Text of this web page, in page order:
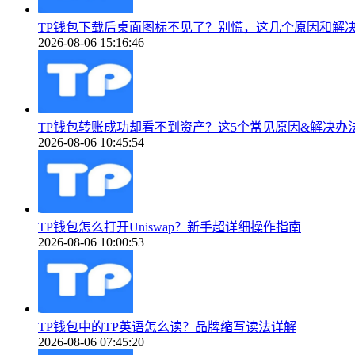
TP钱包下载后桌面图标不见了？别慌，这几个原因和解
2026-08-06 15:16:46
TP钱包转账成功却看不到资产？这5个常见原因&解决办
2026-08-06 10:45:54
TP钱包怎么打开Uniswap？新手超详细操作指南
2026-08-06 10:00:53
TP钱包中的TP英语怎么读？品牌缩写读法详解
2026-08-06 07:45:20